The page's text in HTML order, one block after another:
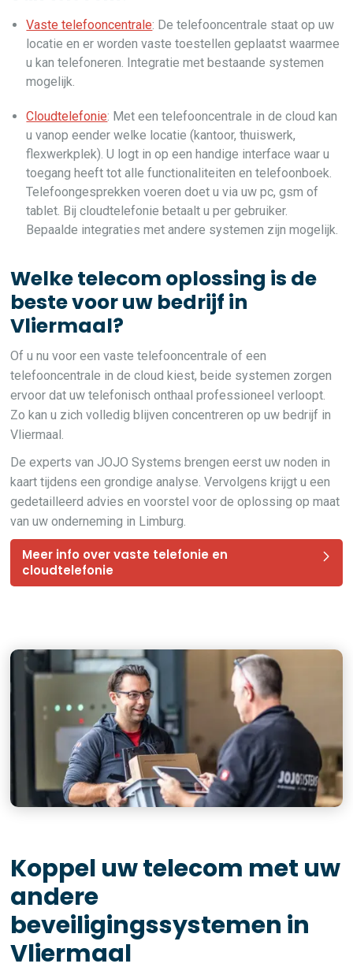
Vaste telefooncentrale: De telefooncentrale staat op uw
locatie en er worden vaste toestellen geplaatst waarmee
u kan telefoneren. Integratie met bestaande systemen
mogelijk.
Cloudtelefonie: Met een telefooncentrale in de cloud kan
u vanop eender welke locatie (kantoor, thuiswerk,
flexwerkplek). U logt in op een handige interface waar u
toegang heeft tot alle functionaliteiten en telefoonboek.
Telefoongesprekken voeren doet u via uw pc, gsm of
tablet. Bij cloudtelefonie betaalt u per gebruiker.
Bepaalde integraties met andere systemen zijn mogelijk.
Welke telecom oplossing is de
beste voor uw bedrijf in
Vliermaal?
Of u nu voor een vaste telefooncentrale of een
telefooncentrale in de cloud kiest, beide systemen zorgen
ervoor dat uw telefonisch onthaal professioneel verloopt.
Zo kan u zich volledig blijven concentreren op uw bedrijf in
Vliermaal.
De experts van JOJO Systems brengen eerst uw noden in
kaart tijdens een grondige analyse. Vervolgens krijgt u een
gedetailleerd advies en voorstel voor de oplossing op maat
van uw onderneming in Limburg.
Meer info over vaste telefonie en
cloudtelefonie
Koppel uw telecom met uw
andere
beveiligingssystemen in
Vliermaal